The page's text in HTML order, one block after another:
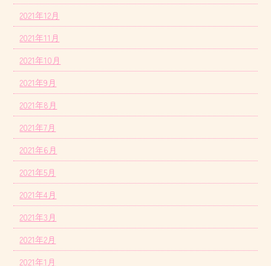
2021年12月
2021年11月
2021年10月
2021年9月
2021年8月
2021年7月
2021年6月
2021年5月
2021年4月
2021年3月
2021年2月
2021年1月